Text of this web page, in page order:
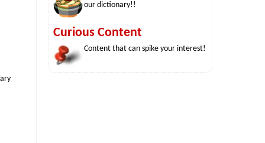
our dictionary!!
Curious Content
Content that can spike your interest!